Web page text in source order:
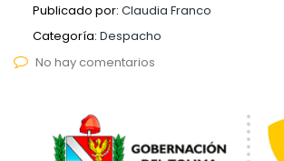
Publicado por: Claudia Franco
Categoría: Despacho
No hay comentarios